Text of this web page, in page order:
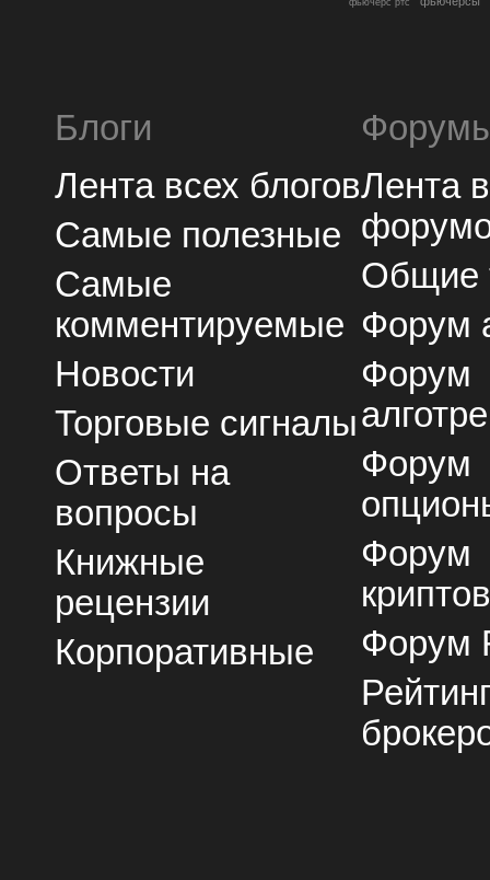
Блоги
Лента всех блогов
Самые полезные
Самые
комментируемые
Новости
Торговые сигналы
Ответы на
вопросы
Книжные
рецензии
Корпоративные
Лента
Общие
Форум
Форум
Форум
Форум
Форум